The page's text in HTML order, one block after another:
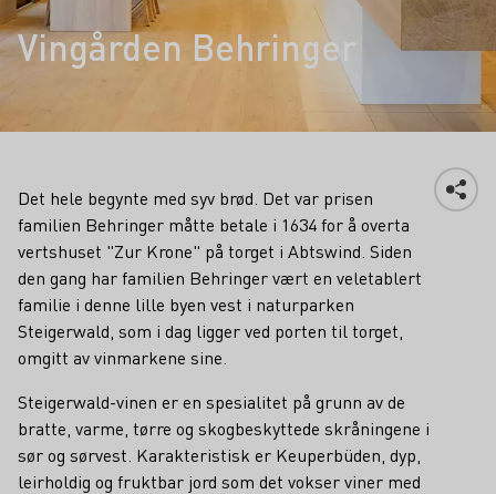
Vingården Behringer
Det hele begynte med syv brød. Det var prisen
familien Behringer måtte betale i 1634 for å overta
vertshuset "Zur Krone" på torget i Abtswind. Siden
den gang har familien Behringer vært en veletablert
familie i denne lille byen vest i naturparken
Steigerwald, som i dag ligger ved porten til torget,
omgitt av vinmarkene sine.
Steigerwald-vinen er en spesialitet på grunn av de
bratte, varme, tørre og skogbeskyttede skråningene i
sør og sørvest. Karakteristisk er Keuperbüden, dyp,
leirholdig og fruktbar jord som det vokser viner med